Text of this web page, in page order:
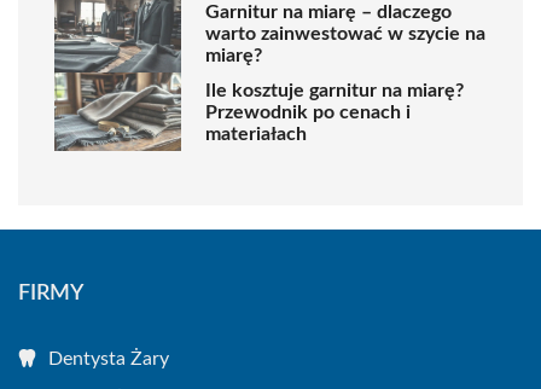
Garnitur na miarę – dlaczego
warto zainwestować w szycie na
miarę?
Ile kosztuje garnitur na miarę?
Przewodnik po cenach i
materiałach
FIRMY
Dentysta Żary